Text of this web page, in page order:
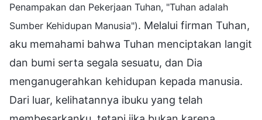
Penampakan dan Pekerjaan Tuhan, "Tuhan adalah
Sumber Kehidupan Manusia"). Melalui firman Tuhan,
aku memahami bahwa Tuhan menciptakan langit
dan bumi serta segala sesuatu, dan Dia
menganugerahkan kehidupan kepada manusia.
Dari luar, kelihatannya ibuku yang telah